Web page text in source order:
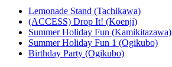
Lemonade Stand (Tachikawa)
(ACCESS) Drop It! (Koenji)
Summer Holiday Fun (Kamikitazawa)
Summer Holiday Fun 1 (Ogikubo)
Birthday Party (Ogikubo)